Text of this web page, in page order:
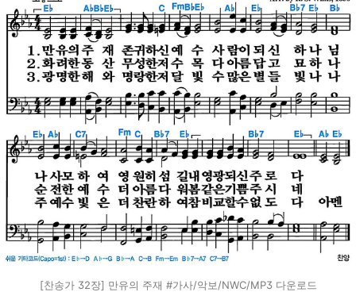
[찬송가 32장] 만유의 주재 #가사/악보/NWC/MP3 다운로드